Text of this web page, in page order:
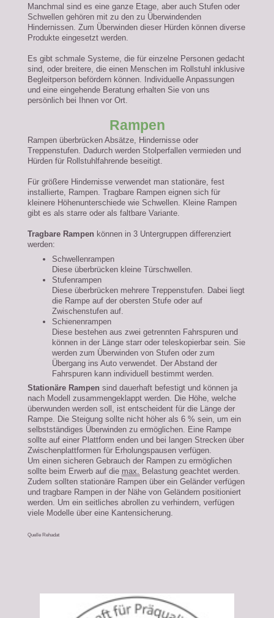
Manchmal sind es eine ganze Etage, aber auch Stufen oder
Schwellen gehören mit zu den zu Überwindenden
Hindernissen. Zum Überwinden dieser Hürden können diverse
Produkte eingesetzt werden.
Es gibt schmale Systeme, die für einzelne Personen gedacht
sind, oder breitere, die einen Menschen im Rollstuhl inklusive
Begleitperson befördern können. Individuelle Anpassungen
und eine eingehende Beratung erhalten Sie von uns
persönlich bei Ihnen vor Ort.
Rampen
Rampen überbrücken Absätze, Hindernisse oder
Treppenstufen. Dadurch werden Stolperfallen vermieden und
Hürden für Rollstuhlfahrende beseitigt.
Für größere Hindernisse verwendet man stationäre, fest
installierte, Rampen. Tragbare Rampen eignen sich für
kleinere Höhenunterschiede wie Schwellen. Kleine Rampen
gibt es als starre oder als faltbare Variante.
Tragbare Rampen können in 3 Untergruppen differenziert
werden:
Schwellenrampen
Diese überbrücken kleine Türschwellen.
Stufenrampen
Diese überbrücken mehrere Treppenstufen. Dabei liegt
die Rampe auf der obersten Stufe oder auf
Zwischenstufen auf.
Schienenrampen
Diese bestehen aus zwei getrennten Fahrspuren und
können in der Länge starr oder teleskopierbar sein. Sie
werden zum Überwinden von Stufen oder zum
Übergang ins Auto verwendet. Der Abstand der
Fahrspuren kann individuell bestimmt werden.
Stationäre Rampen sind dauerhaft befestigt und können ja
nach Modell zusammengeklappt werden. Die Höhe, welche
überwunden werden soll, ist entscheident für die Länge der
Rampe. Die Steigung sollte nicht höher als 6 % sein, um ein
selbstständiges Überwinden zu ermöglichen. Eine Rampe
sollte auf einer Plattform enden und bei langen Strecken über
Zwischenplattformen für Erholungspausen verfügen.
Um einen sicheren Gebrauch der Rampen zu ermöglichen
sollte beim Erwerb auf die max. Belastung geachtet werden.
Zudem sollten stationäre Rampen über ein Geländer verfügen
und tragbare Rampen in der Nähe von Geländern positioniert
werden. Um ein seitliches abrollen zu verhindern, verfügen
viele Modelle über eine Kantensicherung.
Quelle Rehadat